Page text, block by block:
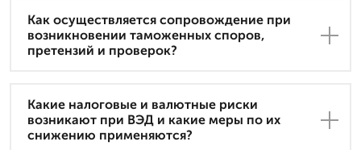
Как осуществляется сопровождение при
возникновении таможенных споров,
претензий и проверок?
Какие налоговые и валютные риски
возникают при ВЭД и какие меры по их
снижению применяются?